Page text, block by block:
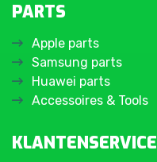
PARTS
Apple parts
Samsung parts
Huawei parts
Accessoires & Tools
KLANTENSERVICE